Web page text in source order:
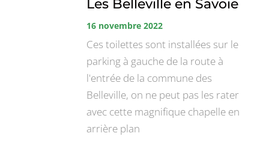
Les Belleville en Savoie
16 novembre 2022
Ces toilettes sont installées sur le
parking à gauche de la route à
l'entrée de la commune des
Belleville, on ne peut pas les rater
avec cette magnifique chapelle en
arrière plan